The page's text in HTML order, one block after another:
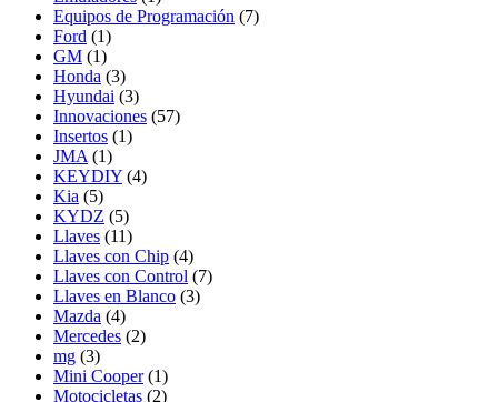
Equipos de Programación (7)
Ford (1)
GM (1)
Honda (3)
Hyundai (3)
Innovaciones (57)
Insertos (1)
JMA (1)
KEYDIY (4)
Kia (5)
KYDZ (5)
Llaves (11)
Llaves con Chip (4)
Llaves con Control (7)
Llaves en Blanco (3)
Mazda (4)
Mercedes (2)
mg (3)
Mini Cooper (1)
Motocicletas (2)